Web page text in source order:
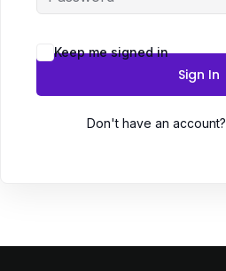
Keep me signed in
Sign In
Don't have an account?